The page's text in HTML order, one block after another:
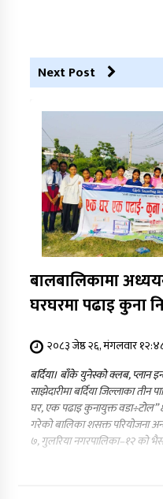
Next Post
बालबालिकामा
घरघरमा पढाइ कुना
२०८३ जेष्ठ २६, मंगलवार
बर्दिया। बाँके युनेस्को क्लब, प्लान
साझेदारीमा बर्दिया जिल्लाका
घर, एक पढाइ कुनायुक्त
गरेको बालिका शसक्त परियोजना
७, गुलरिया नगरपालिका–१२ को